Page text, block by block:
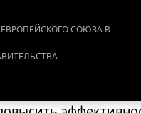
ЕВРОПЕЙСКОГО СОЮЗА В